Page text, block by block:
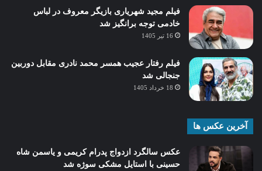
فیلم مجید شهریاری بازیگر معروف در لباس
خادمی توجه برانگیز شد
16 تیر 1405
فیلم رفتار عجیب همسر محمد نادری مقابل دوربین
جنجالی شد
18 خرداد 1405
آخرین عکس ها
عکس سالگرد ازدواج پدرام کریمی و یاسمن شاه‌
حسینی با استایل مشکی سوژه شد